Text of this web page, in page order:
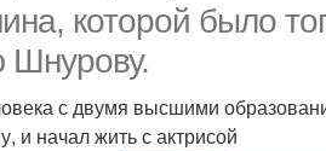
которой было
Шнурову.
с двумя высшими
и начал жить с актрисой